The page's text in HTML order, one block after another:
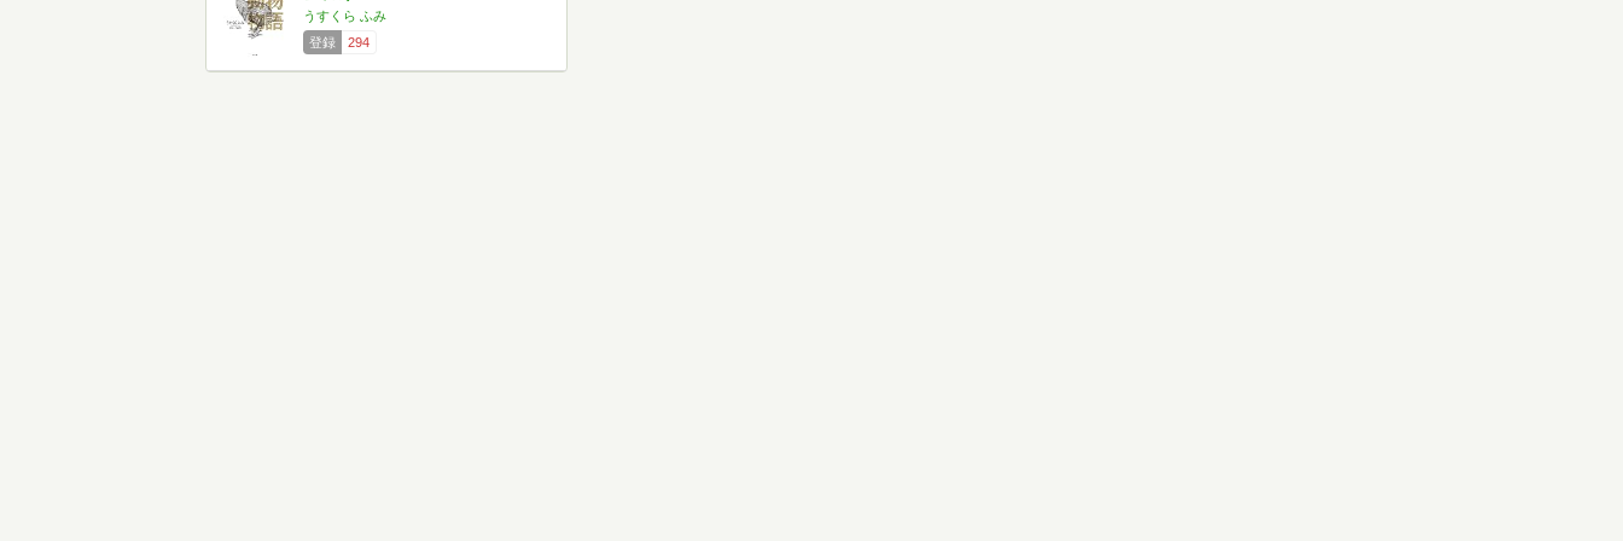
うすくら ふみ
登録
294